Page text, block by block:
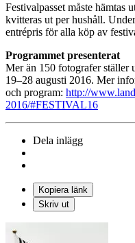
Festivalpasset måste hämtas
kvitteras ut per hushåll.
entrépris för alla köp av
Programmet presenterat
Mer än 150 fotografer ställer
19–28 augusti 2016. Mer
och program: http://
2016/#FESTIVAL16
Dela inlägg
Kopiera länk
Skriv ut